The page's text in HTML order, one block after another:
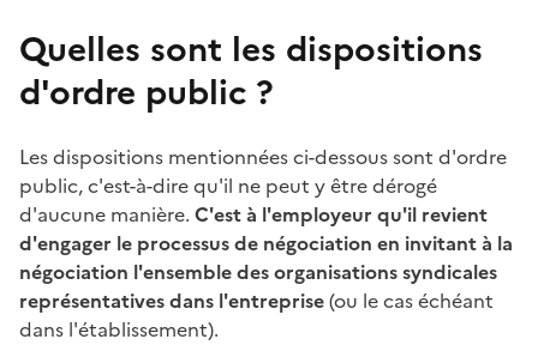
Quelles sont les dispositions
d'ordre public ?
Les dispositions mentionnées ci-dessous sont d'ordre
public, c'est-à-dire qu'il ne peut y être dérogé
d'aucune manière. C'est à l'employeur qu'il revient
d'engager le processus de négociation en invitant à la
négociation l'ensemble des organisations syndicales
représentatives dans l'entreprise(ou le cas échéant
dans l'établissement).